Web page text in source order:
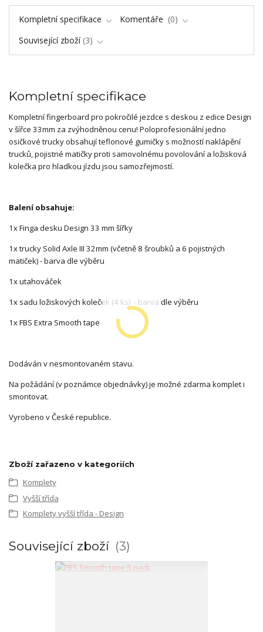
Kompletní specifikace Komentáře
0
Související zboží 3
Kompletní specifikace
Kompletní fingerboard pro pokročilé jezdce s deskou z edice Design
v šířce 33mm za zvýhodněnou cenu! Poloprofesionální jedno
osičkové trucky obsahují teflonové gumičky s možností naklápění
trucků, pojistné matičky proti samovolnému povolování a ložisková
kolečka pro hladkou jízdu jsou samozřejmostí.
Balení obsahuje:
1x Finga desku Design 33 mm šířky
1x trucky Solid Axle III 32mm (včetně 8 šroubků a 6 pojistných
matiček) - barva dle výběru
1x utahováček
1x sadu ložiskových koleček (4 ks) - barva dle výběru
1x FBS Extra Smooth tape
Dodáván v nesmontovaném stavu.
Na požádání (v poznámce objednávky) je možné zdarma komplet i
smontovat.
Vyrobeno v České republice.
Zboží zařazeno v kategoriích
Komplety
Vyšší třída
Komplety vyšší třída - Design
Související zboží 3